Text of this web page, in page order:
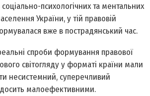
психологічних та ментальних
України, у тій правовій
вже в пострадянський час.
спроби формування правової
світогляду у форматі країни мали
несистемний, суперечливий
досить малоефективними.